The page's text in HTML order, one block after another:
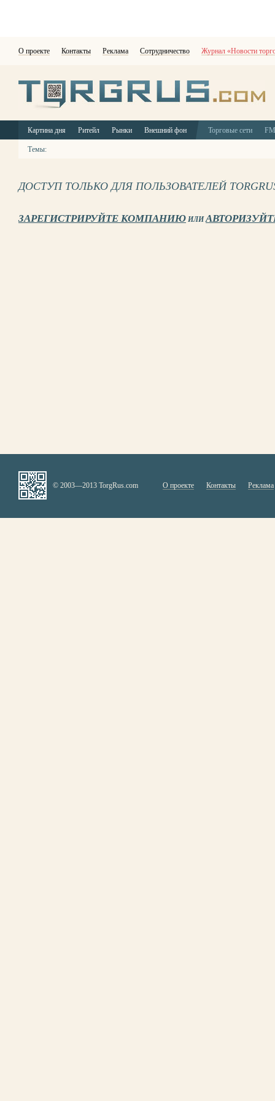
О проекте Контакты Реклама Сотрудничество Журнал «Новости
Картина дня Ритейл Рынки Внешний фон Торговые сети
Темы:
ДОСТУП ТОЛЬКО ДЛЯ ПОЛЬЗОВАТЕЛЕЙ
ЗАРЕГИСТРИРУЙТЕ КОМПАНИЮ ИЛИ
© 2003—2013 TorgRus.com О проекте Контакты Реклама